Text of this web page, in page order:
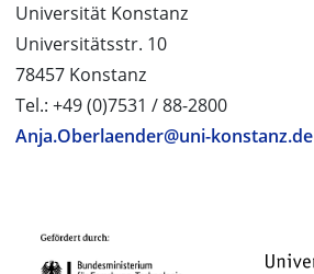
Universität Konstanz
Universitätsstr. 10
78457 Konstanz
Tel.: +49 (0)7531 / 88-2800
Anja.Oberlaender@uni-konstanz.de